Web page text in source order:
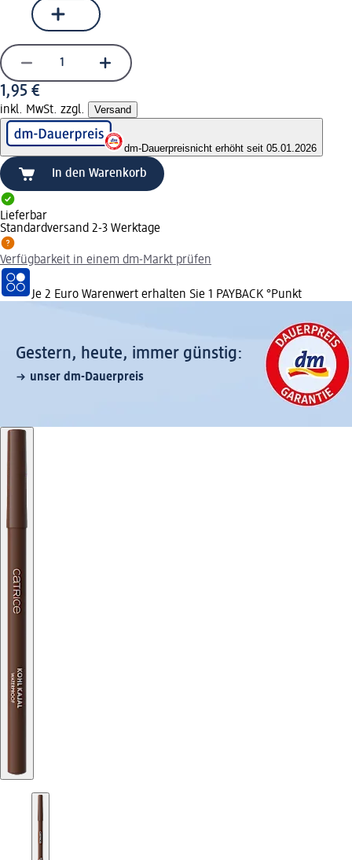
1,95 €
inkl. MwSt. zzgl. Versand
dm-Dauerpreisnicht erhöht seit 05.01.2026
In den Warenkorb
Lieferbar
Standardversand 2-3 Werktage
Verfügbarkeit in einem dm-Markt prüfen
Je 2 Euro Warenwert erhalten Sie 1 PAYBACK °Punkt
Gestern, heute, immer günstig:
unser dm-Dauerpreis